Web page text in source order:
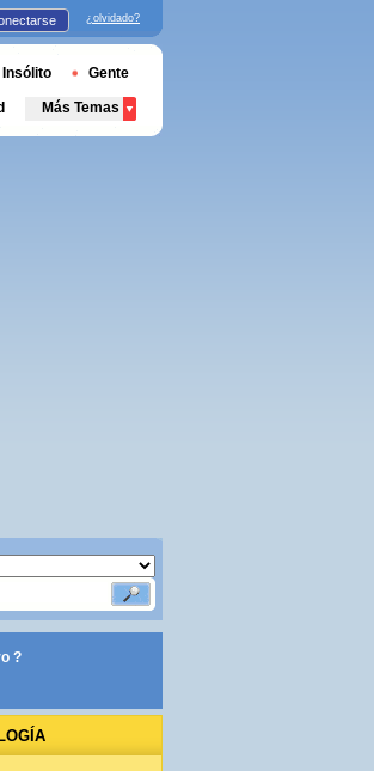
?
¿olvidado?
Insólito Gente
Más Temas